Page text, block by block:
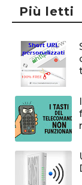
Più letti